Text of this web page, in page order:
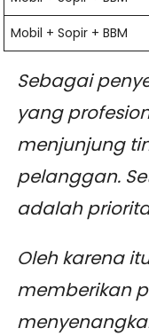
Mobil + Sopir + BBM
Sebagai
yang
menjunjung
pelanggan.
adalah
Oleh karena
memberikan